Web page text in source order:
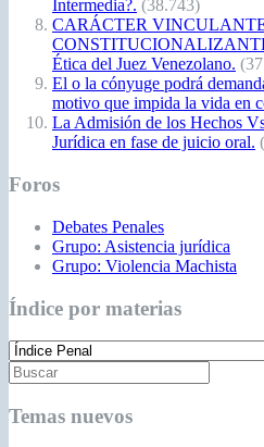
Intermedia?. (38.743)
CARÁCTER
Ética del Juez Venezolano.
El o la cónyuge podrá
motivo que impida la vida en
La Admisión de los Hechos
Jurídica en fase de juicio oral.
Foros
Debates Penales
Grupo: Asistencia jurídica
Grupo: Violencia Machista
Índice por materias
Temas nuevos